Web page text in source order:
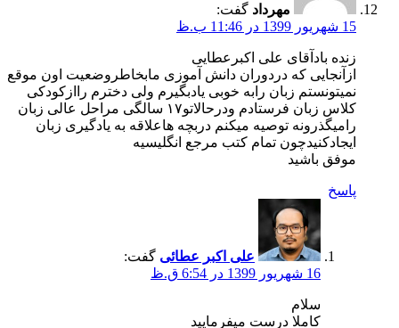
مهرداد گفت:
15 شهریور 1399 در 11:46 ب.ظ
زنده بادآقای علی اکبرعطایی
ازآنجایی که دردوران دانش آموزی مابخاطروضعیت اون موقع
نمیتونستم زبان رابه خوبی یادبگیرم ولی دخترم راازکودکی
کلاس زبان فرستادم ودرحالاتو۱۷ سالگی مراحل عالی زبان
رامیگذرونه توصیه میکنم دربچه هاعلاقه به یادگیری زبان
ایجادکنیدچون تمام کتب مرجع انگلیسیه
موفق باشید
پاسخ
علی اکبر عطائی گفت:
16 شهریور 1399 در 6:54 ق.ظ
سلام
کاملا درست میفرمایید